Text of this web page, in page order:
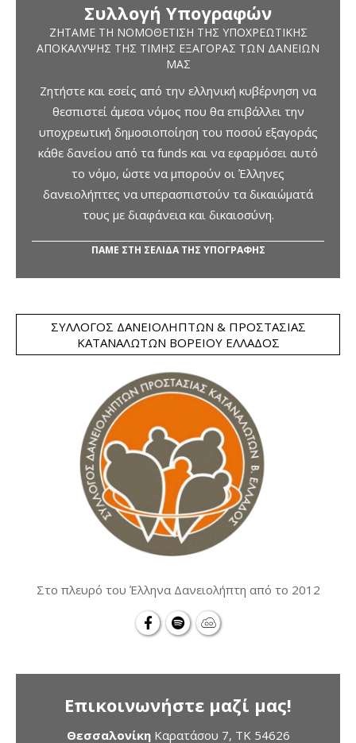
Συλλογή Υπογραφών
ΖΗΤΆΜΕ ΤΗ ΝΟΜΟΘΈΤΙΣΗ ΤΗΣ ΥΠΟΧΡΕΩΤΙΚΉΣ
ΑΠΟΚΆΛΥΨΗΣ ΤΗΣ ΤΙΜΉΣ ΕΞΑΓΟΡΆΣ ΤΩΝ ΔΑΝΕΊΩΝ
ΜΑΣ
Ζητήστε και εσείς από την ελληνική κυβέρνηση να
θεσπιστεί άμεσα νόμος που θα επιβάλλει την
υποχρεωτική δημοσιοποίηση του ποσού εξαγοράς
κάθε δανείου από τα funds και να εφαρμόσει αυτό
το νόμο, ώστε να μπορούν οι Έλληνες
δανειολήπτες να υπερασπιστούν τα δικαιώματά
τους με διαφάνεια και δικαιοσύνη.
ΠΑΜΕ ΣΤΗ ΣΕΛΙΔΑ ΤΗΣ ΥΠΟΓΡΑΦΗΣ
ΣΎΛΛΟΓΟΣ ΔΑΝΕΙΟΛΗΠΤΏΝ & ΠΡΟΣΤΑΣΊΑΣ
ΚΑΤΑΝΑΛΩΤΏΝ ΒΟΡΕΊΟΥ ΕΛΛΆΔΟΣ
Στο πλευρό του Έλληνα Δανειολήπτη από το 2012
Επικοινωνήστε μαζί μας!
ΘεσσαλονίκηΚαρατάσου 7, TK 54626